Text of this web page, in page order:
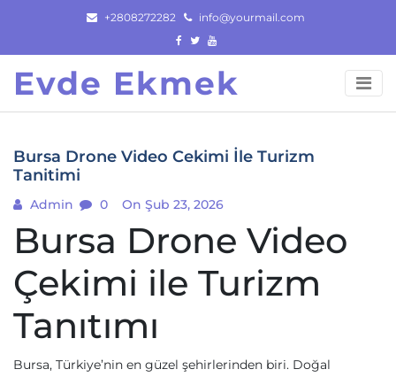
content
+2808272282 info@yourmail.com
Evde Ekmek
Bursa Drone Video Cekimi İle Turizm
Tanitimi
Admin 0 On Şub 23, 2026
Bursa Drone Video
Çekimi ile Turizm
Tanıtımı
Bursa, Türkiye’nin en güzel şehirlerinden biri. Doğal